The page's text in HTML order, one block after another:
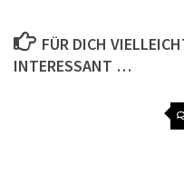
FÜR DICH
INTERESSANT …